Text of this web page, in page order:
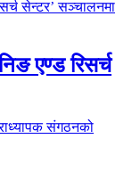
एण्ड रिसर्च